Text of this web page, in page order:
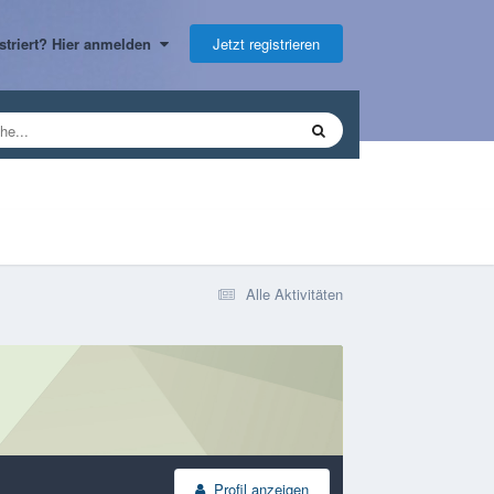
Hier anmelden Jetzt registrieren
Alle Aktivitäten
Profil anzeigen